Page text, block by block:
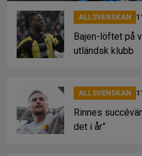
ALLSVENSKAN
Bajen-löftet på
utländsk klubb
ALLSVENSKAN
Rinnes
det i år”